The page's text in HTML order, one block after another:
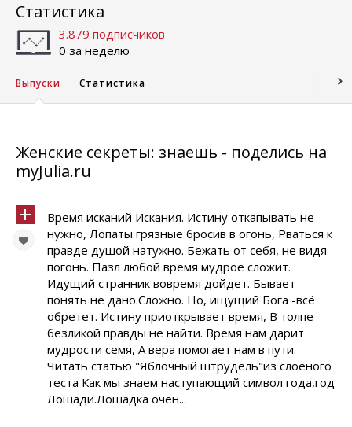
Статистика
3.879 подписчиков
0 за неделю
Выпуски Статистика
Женские секреты: знаешь - поделись на
myJulia.ru
Время исканий Искания. Истину откапывать не
нужно, Лопаты грязные бросив в огонь, Рваться к
правде душой натужно. Бежать от себя, не видя
погонь. Пазл любой время мудрое сложит.
Идущий странник вовремя дойдет. Бывает
понять не дано.Сложно. Но, ищущий Бога -всё
обретет. Истину приоткрывает время, В толпе
безликой правды не найти. Время нам дарит
мудрости семя, А вера помогает нам в пути.
Читать статью "Яблочный штрудель"из слоеного
теста Как мы знаем наступающий символ года,год
Лошади.Лошадка очен...